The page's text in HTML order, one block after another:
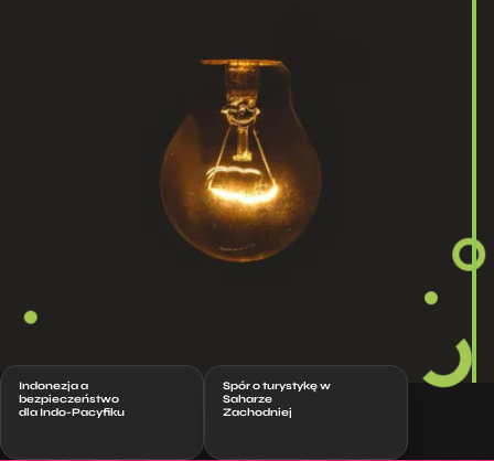
Indonezja a
bezpieczeństwo
dla Indo-Pacyfiku
Spór o turystykę w
Saharze
Zachodniej